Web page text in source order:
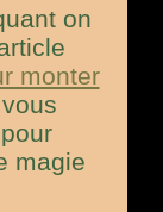
on
monter
vous
magie